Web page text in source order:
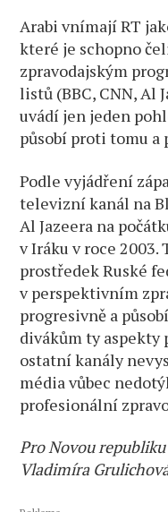
Arabi vnímají RT
které je schopno
zpravodajským
listů (BBC, CNN, Al
uvádí jen jeden
působí proti tomu
Podle vyjádření
televizní kanál na
Al Jazeera na
v Iráku v roce 2003.
prostředek Ruské
v perspektivním
progresivně a
divákům ty aspekty
ostatní kanály
média vůbec
profesionální
Pro Novou
Vladimíra